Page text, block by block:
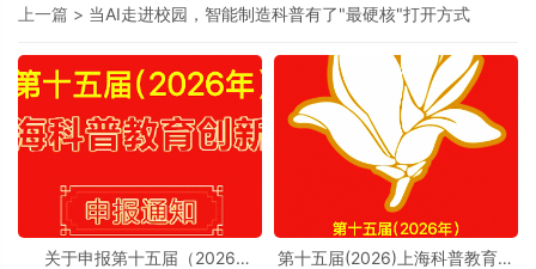
上一篇 > 当AI走进校园，智能制造科普有了"最硬核"打开方式
关于申报第十五届（2026
第十五届(2026)上海科普教育创